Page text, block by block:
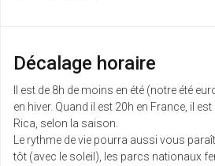
Décalage horaire
Il est de 8h de moins en été (notre été
en hiver. Quand il est 20h en France, il
Rica, selon la saison.
Le rythme de vie pourra aussi vous
tôt (avec le soleil), les parcs nationaux